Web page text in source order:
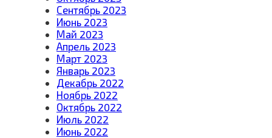
Сентябрь 2023
Июнь 2023
Май 2023
Апрель 2023
Март 2023
Январь 2023
Декабрь 2022
Ноябрь 2022
Октябрь 2022
Июль 2022
Июнь 2022